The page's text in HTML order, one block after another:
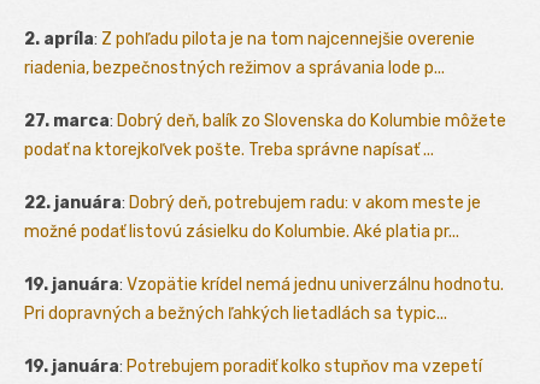
2. apríla: Z pohľadu pilota je na tom najcennejšie overenie
riadenia, bezpečnostných režimov a správania lode p...
27. marca: Dobrý deň, balík zo Slovenska do Kolumbie môžete
podať na ktorejkoľvek pošte. Treba správne napísať ...
22. januára: Dobrý deň, potrebujem radu: v akom meste je
možné podať listovú zásielku do Kolumbie. Aké platia pr...
19. januára: Vzopätie krídel nemá jednu univerzálnu hodnotu.
Pri dopravných a bežných ľahkých lietadlách sa typic...
19. januára: Potrebujem poradiť kolko stupňov ma vzepetí